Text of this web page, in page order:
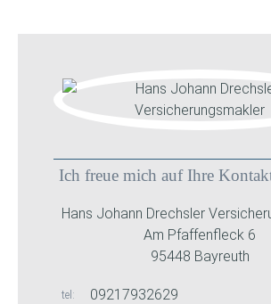
Ich freue mich auf Ihre
Hans Johann Drechsler
Am Pfaffenfleck 6
95448 Bayreuth
tel 09217932629